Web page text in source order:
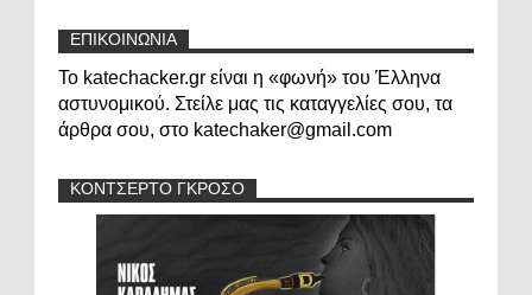
ΕΠΙΚΟΙΝΩΝΙΑ
Το katechacker.gr είναι η «φωνή» του Έλληνα
αστυνομικού. Στείλε μας τις καταγγελίες σου, τα
άρθρα σου, στο katechaker@gmail.com
ΚΟΝΤΣΕΡΤΟ ΓΚΡΟΣΟ